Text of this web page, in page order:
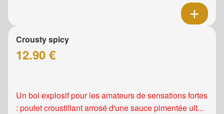
Crousty spicy
12.90 €
Un bol explosif pour les amateurs de sensations fortes
: poulet croustillant arrosé d'une sauce pimentée ult...